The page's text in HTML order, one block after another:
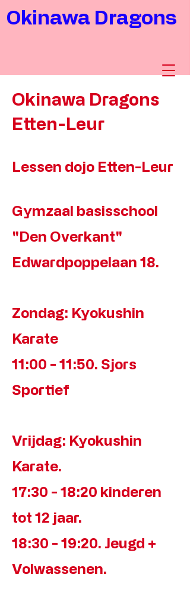
Okinawa Dragons
Okinawa Dragons
Etten-Leur
Lessen dojo Etten-Leur
Gymzaal basisschool
"Den Overkant"
Edwardpoppelaan 18.
Zondag: Kyokushin
Karate
11:00 - 11:50. Sjors
Sportief
Vrijdag: Kyokushin
Karate.
17:30 - 18:20 kinderen
tot 12 jaar.
18:30 - 19:20. Jeugd +
Volwassenen.